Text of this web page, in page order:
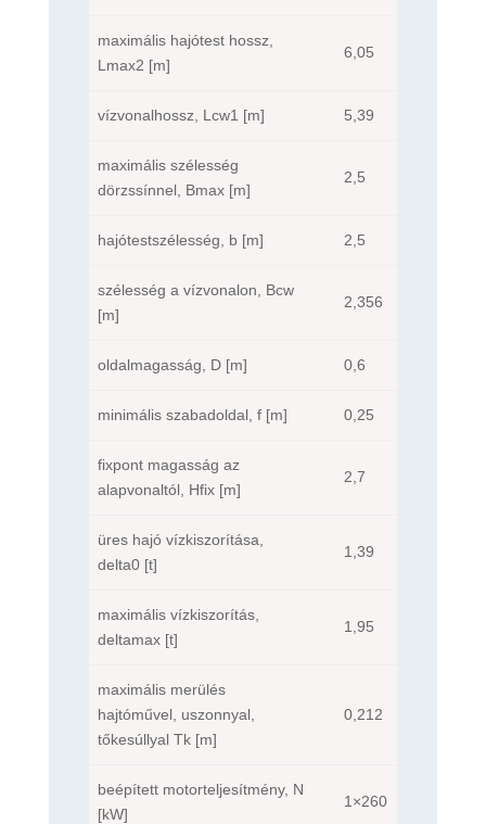
maximális hajótest hossz,
Lmax2 [m]
6,05
vízvonalhossz, Lcw1 [m] 5,39
maximális szélesség
dörzssínnel, Bmax [m]
2,5
hajótestszélesség, b [m] 2,5
szélesség a vízvonalon, Bcw
[m]
2,356
oldalmagasság, D [m] 0,6
minimális szabadoldal, f [m] 0,25
fixpont magasság az
alapvonaltól, Hfix [m]
2,7
üres hajó vízkiszorítása,
delta0 [t]
1,39
maximális vízkiszorítás,
deltamax [t]
1,95
maximális merülés
hajtóművel, uszonnyal,
tőkesúllyal Tk [m]
0,212
beépített motorteljesítmény, N
[kW]
1×260